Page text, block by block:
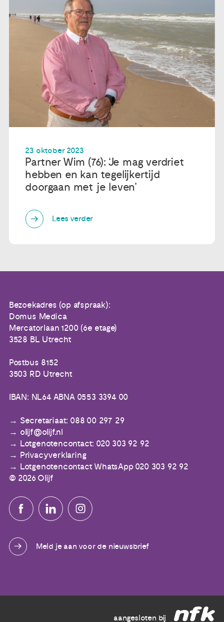
23 oktober 2023
Partner Wim (76): ‘Je mag verdriet
hebben en kan tegelijkertijd
doorgaan met je leven’
Lees verder
Bezoekadres (op afspraak):
Domus Medica
Mercatorlaan 1200 (6e etage)
3528 BL Utrecht
Postbus 8152
3503 RD Utrecht
IBAN: NL64 ABNA 0553 3394 00
Secretariaat: 088 00 297 29
olijf@olijf.nl
Lotgenotencontact: 020 303 92 92
Privacyverklaring
Lotgenotencontact WhatsApp 020 303 92 92
© 2026 Olijf
Meld je aan voor de nieuwsbrief
aangesloten bij